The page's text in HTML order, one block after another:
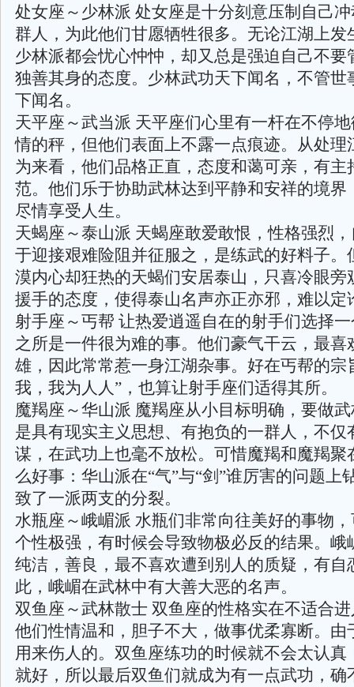
处女座～少林派 处女座是十分刻意压制自己
群人，为此他们甘愿牺牲很多。无论江湖上发
少林派都会忧心忡忡，却又总是强迫自己不要
独善其身的态度。少林武功天下闻名，不管世
下闻名。
天平座～武当派 天平座们心里有一杆在不停
情的秤，但他们表面上不露一点痕迹。从处理
为来看，他们品格正直，态度和蔼可亲，有主
范。他们乐于协助武林达到平静和安祥的境界
尽情享受人生。
天蝎座～泰山派 天蝎座敢爱敢恨，性格强烈
于迎接艰难险阻并征服之，是练武的好料子。
漠内心却狂热的天蝎们安居泰山，只喜冷眼旁
援手的态度，使得泰山名声亦正亦邪，难以定
射手座～丐帮 让热爱逍遥自在的射手们选择
之所是一件很为难的事。他们豪气干云，最喜
雄，因此常常惹一身江湖杂事。好在丐帮的宗
我，我为人人”，也算让射手座们适得其所。
魔羯座～华山派 魔羯座从小目标明确，要做
是具有现实主义思想、有抱负的一群人，不仅
谋，在武功上也毫不放松。可惜魔羯和魔羯聚
么好事：华山派在“气”与“剑”谁厉害的问题上
致了一派两支的分裂。
水瓶座～峨嵋派 水瓶们非常向往美好的事物
个性极强，有时候会导致物极必反的结果。峨
纯洁，善良，最不喜欢遭到别人的质疑，有自
此，峨嵋在武林中有大善大恶的名声。
双鱼座～武林散士 双鱼座的性格实在不适合
他们性情温和，胆子不大，做事优柔寡断。由
用来伤人的。双鱼座练功的时候就不会太认真
就好，所以最后双鱼们就成为有一点武功，确